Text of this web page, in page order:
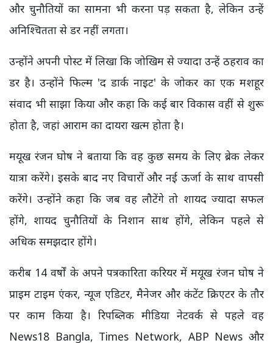
और चुनौतियों का सामना भी करना पड़ सकता है, लेकिन उन्हें
अनिश्चितता से डर नहीं लगता।
उन्होंने अपनी पोस्ट में लिखा कि जोखिम से ज्यादा उन्हें ठहराव का
डर है। उन्होंने फिल्म 'द डार्क नाइट' के जोकर का एक मशहूर
संवाद भी साझा किया और कहा कि कई बार विकास वहीं से शुरू
होता है, जहां आराम का दायरा खत्म होता है।
मयूख रंजन घोष ने बताया कि वह कुछ समय के लिए ब्रेक लेकर
यात्रा करेंगे। इसके बाद नए विचारों और नई ऊर्जा के साथ वापसी
करेंगे। उन्होंने कहा कि जब वह लौटेंगे तो शायद ज्यादा सफल
होंगे, शायद चुनौतियों के निशान साथ होंगे, लेकिन पहले से
अधिक समझदार होंगे।
करीब 14 वर्षों के अपने पत्रकारिता करियर में मयूख रंजन घोष ने
प्राइम टाइम एंकर, न्यूज एडिटर, मैनेजर और कंटेंट क्रिएटर के तौर
पर काम किया है। रिपब्लिक मीडिया नेटवर्क से पहले वह
News18 Bangla, Times Network, ABP News और